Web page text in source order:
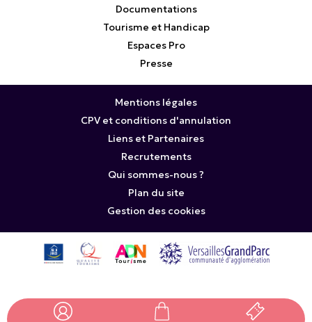
Documentations
Tourisme et Handicap
Espaces Pro
Presse
Mentions légales
CPV et conditions d'annulation
Liens et Partenaires
Recrutements
Qui sommes-nous ?
Plan du site
Gestion des cookies